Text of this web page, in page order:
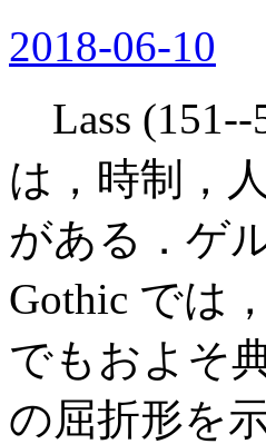
2018-06-10
Lass (151--
は，時制，
がある．ゲ
Gothic では
でもおよそ
の屈折形を